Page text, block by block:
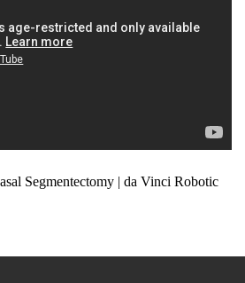
Segmentectomy | da Vinci Robotic